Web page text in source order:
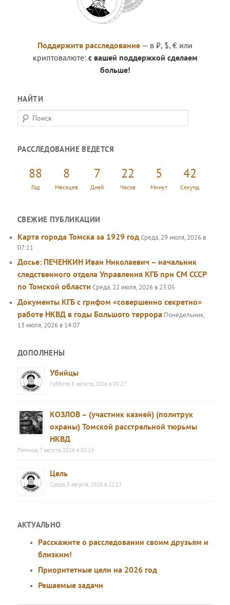
Поддержите расследование — в ₽, $, € или
криптовалюте: с вашей поддержкой сделаем
больше!
НАЙТИ
П
о
с
РАССЛЕДОВАНИЕ ВЕДЕТСЯ
88
Год
8
Месяцев
7
Дней
22
Часов
5
Минут
44
Секунд
СВЕЖИЕ ПУБЛИКАЦИИ
Карта города Томска за 1929 годСреда, 29 июля, 2026 в
07:11
Досье: ПЕЧЕНКИН Иван Николаевич – начальник
следственного отдела Управления КГБ при СМ СССР
по Томской области Среда, 22 июля, 2026 в 23:05
Документы КГБ с грифом «совершенно секретно»
работе НКВД в годы Большого террора Понедельник,
13 июля, 2026 в 14:07
ДОПОЛНЕНЫ
Убийцы
Суббота, 8 августа, 2026 в 00:27
КОЗЛОВ – (участник казней) (политрук
охраны) Томской расстрельной тюрьмы
НКВД
Пятница, 7 августа, 2026 в 02:19
Цель
Среда, 5 августа, 2026 в 22:23
АКТУАЛЬНО
Расскажите о расследовании своим друзьям и
близким!
Приоритетные цели на 2026 год
Решаемые задачи